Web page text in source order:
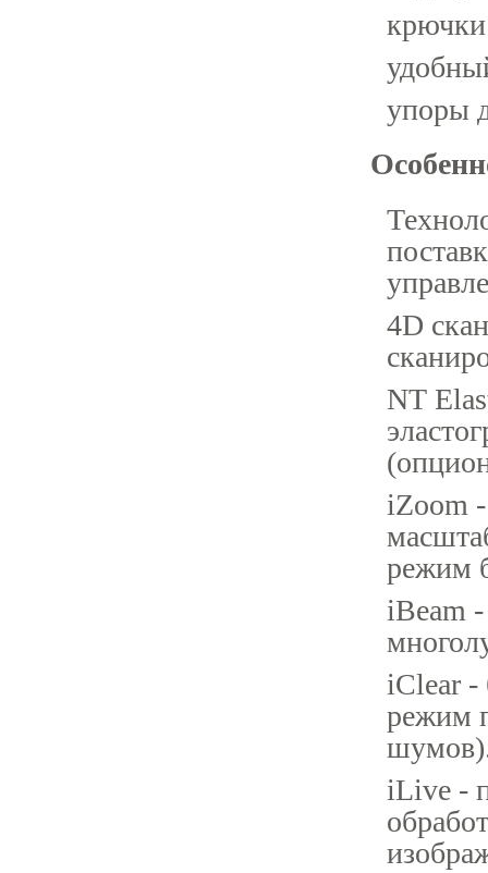
крючки
упоры
4D
NT
iZoom
режим
iBeam
iClear -
режим
iLive -